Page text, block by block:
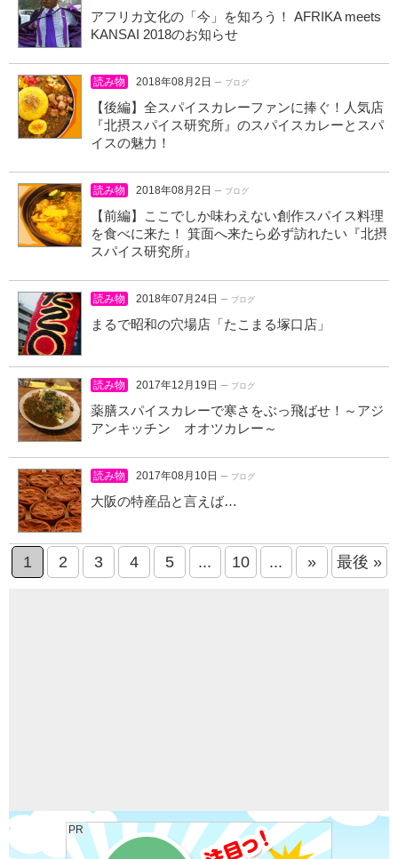
アフリカ文化の「今」を知ろう！ AFRIKA meets
KANSAI 2018のお知らせ
読み物 2018年08月2日 ー ブログ
【後編】全スパイスカレーファンに捧ぐ！人気店
『北摂スパイス研究所』のスパイスカレーとスパ
イスの魅力！
読み物 2018年08月2日 ー ブログ
【前編】ここでしか味わえない創作スパイス料理
を食べに来た！ 箕面へ来たら必ず訪れたい『北摂
スパイス研究所』
読み物 2018年07月24日 ー ブログ
まるで昭和の穴場店「たこまる塚口店」
読み物 2017年12月19日 ー ブログ
薬膳スパイスカレーで寒さをぶっ飛ばせ！～アジ
アンキッチン オオツカレー～
読み物 2017年08月10日 ー ブログ
大阪の特産品と言えば…
1 2 3 4 5 ... 10 ... » 最後 »
PR